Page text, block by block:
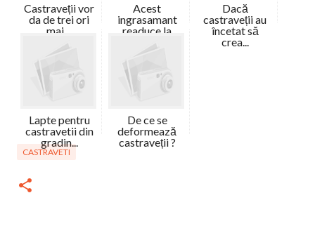
Castraveții vor
da de trei ori
mai ...
Acest
ingrasamant
readuce la
Dacă
castraveții au
încetat să
crea...
Lapte pentru
castravetii din
gradin...
De ce se
deformează
castraveții ?
CASTRAVETI